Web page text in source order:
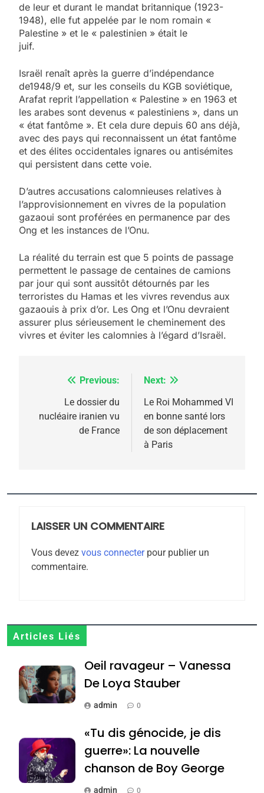
de leur et durant le mandat britannique (1923-
1948), elle fut appelée par le nom romain «
Palestine » et le « palestinien » était le
juif.
Israël renaît après la guerre d’indépendance
de1948/9 et, sur les conseils du KGB soviétique,
Arafat reprit l’appellation « Palestine » en 1963 et
les arabes sont devenus « palestiniens », dans un
« état fantôme ». Et cela dure depuis 60 ans déjà,
avec des pays qui reconnaissent un état fantôme
et des élites occidentales ignares ou antisémites
qui persistent dans cette voie.
D’autres accusations calomnieuses relatives à
l’approvisionnement en vivres de la population
gazaoui sont proférées en permanence par des
Ong et les instances de l’Onu.
La réalité du terrain est que 5 points de passage
permettent le passage de centaines de camions
par jour qui sont aussitôt détournés par les
terroristes du Hamas et les vivres revendus aux
gazaouis à prix d’or. Les Ong et l’Onu devraient
assurer plus sérieusement le cheminement des
vivres et éviter les calomnies à l’égard d’Israël.
NavigationPrevious:
Le dossier du
nucléaire iranien vu
de France
Next:
Le Roi Mohammed VI
en bonne santé lors
de son déplacement
à Paris
LAISSER UN COMMENTAIRE
Vous devez vous connecterpour publier un
commentaire.
Articles Liés
Oeil ravageur – Vanessa
De Loya Stauber
admin 0
«Tu dis génocide, je dis
guerre»: La nouvelle
chanson de Boy George
admin 0
2025, l’année la plus
rapport d’ADL contre
FRANCE ISRAÉL
6
Zrihen-Dvir
7
Jacques Hadida
JUDAISME
Maroc : Les amandes de
Tafraout, le miel de Tadla
Azilal consacrés produits
du terroir